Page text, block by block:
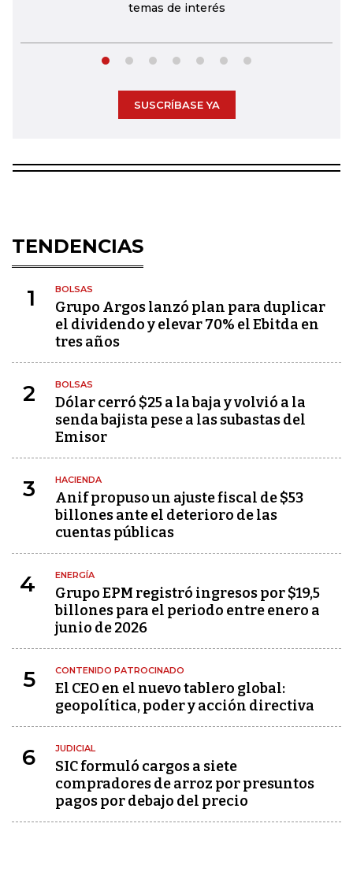
temas de interés
SUSCRÍBASE YA
TENDENCIAS
1 BOLSAS
Grupo Argos lanzó plan para duplicar
el dividendo y elevar 70% el Ebitda en
tres años
2 BOLSAS
Dólar cerró $25 a la baja y volvió a la
senda bajista pese a las subastas del
Emisor
3 HACIENDA
Anif propuso un ajuste fiscal de $53
billones ante el deterioro de las
cuentas públicas
4 ENERGÍA
Grupo EPM registró ingresos por $19,5
billones para el periodo entre enero a
junio de 2026
5 CONTENIDO PATROCINADO
El CEO en el nuevo tablero global:
geopolítica, poder y acción directiva
6 JUDICIAL
SIC formuló cargos a siete
compradores de arroz por presuntos
pagos por debajo del precio